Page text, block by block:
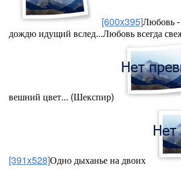
[600x395]Любовь -
дождю идущий вслед...Любовь всегда
вешний цвет... (Шекспир)
[391x528]Одно дыханье на двоих